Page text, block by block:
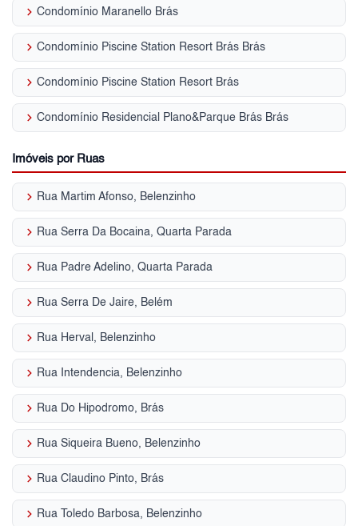
keyboard_arrow_right Condomínio Maranello Brás
keyboard_arrow_right Condomínio Piscine Station Resort Brás Brás
keyboard_arrow_right Condomínio Piscine Station Resort Brás
keyboard_arrow_right Condomínio Residencial Plano&Parque Brás Brás
Imóveis por Ruas
keyboard_arrow_right Rua Martim Afonso, Belenzinho
keyboard_arrow_right Rua Serra Da Bocaina, Quarta Parada
keyboard_arrow_right Rua Padre Adelino, Quarta Parada
keyboard_arrow_right Rua Serra De Jaire, Belém
keyboard_arrow_right Rua Herval, Belenzinho
keyboard_arrow_right Rua Intendencia, Belenzinho
keyboard_arrow_right Rua Do Hipodromo, Brás
keyboard_arrow_right Rua Siqueira Bueno, Belenzinho
keyboard_arrow_right Rua Claudino Pinto, Brás
keyboard_arrow_right Rua Toledo Barbosa, Belenzinho